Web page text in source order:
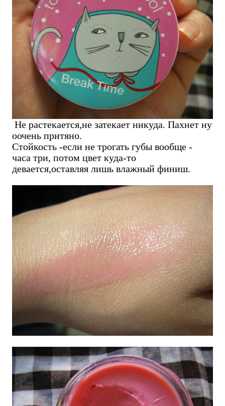
Не растекается,не затекает никуда. Пахнет ну
оочень притяно.
Стойкость -если не трогать губы вообще -
часа три, потом цвет куда-то
девается,оставляя лишь влажный финиш.